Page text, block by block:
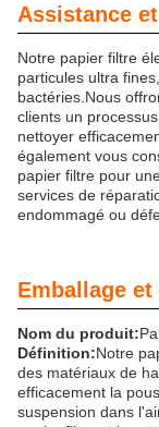
Assistance
Notre papier filtre
particules ultra
bactéries.Nous
clients un
nettoyer
également vous
papier filtre pour
services de
endommagé ou
Emballage
Nom du produit:
Définition:Notre
des matériaux de
efficacement la
suspension dans